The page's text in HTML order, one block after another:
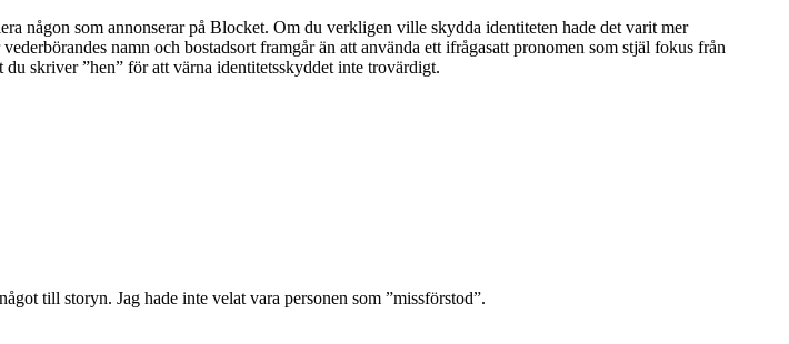
någon som annonserar på Blocket. Om du verkligen ville skydda identiteten hade det varit mer
namn och bostadsort framgår än att använda ett ifrågasatt pronomen som stjäl fokus från
skriver ”hen” för att värna identitetsskyddet inte trovärdigt.
till storyn. Jag hade inte velat vara personen som ”missförstod”.